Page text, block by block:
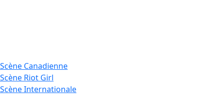
Scène Canadienne
Scène Riot Girl
ScèneInternationale